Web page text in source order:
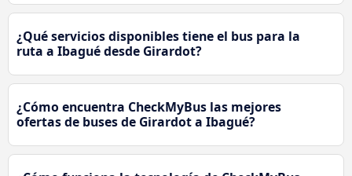
¿Qué servicios disponibles tiene el bus para la
ruta a Ibagué desde Girardot?
¿Cómo encuentra CheckMyBus las mejores
ofertas de buses de Girardot a Ibagué?